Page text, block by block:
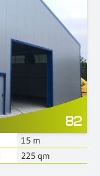
82
15 m
225 qm